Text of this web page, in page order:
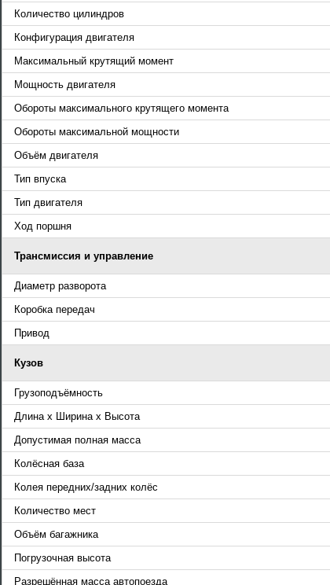
Количество цилиндров
Конфигурация двигателя
Максимальный крутящий момент
Мощность двигателя
Обороты максимального крутящего момента
Обороты максимальной мощности
Объём двигателя
Тип впуска
Тип двигателя
Ход поршня
Трансмиссия и управление
Диаметр разворота
Коробка передач
Привод
Кузов
Грузоподъёмность
Длина x Ширина x Высота
Допустимая полная масса
Колёсная база
Колея передних/задних колёс
Количество мест
Объём багажника
Погрузочная высота
Разрешённая масса автопоезда